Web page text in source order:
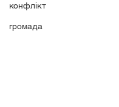
конфлікт
громада